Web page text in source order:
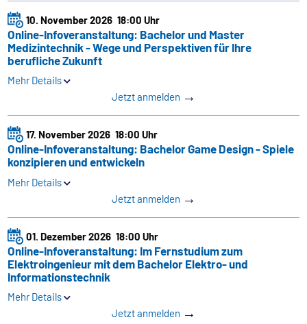
10. November 2026 18:00 Uhr
Online-Infoveranstaltung: Bachelor und Master
Medizintechnik - Wege und Perspektiven für Ihre
berufliche Zukunft
Mehr Details
Jetzt anmelden →
17. November 2026 18:00 Uhr
Online-Infoveranstaltung: Bachelor Game Design - Spiele
konzipieren und entwickeln
Mehr Details
Jetzt anmelden →
01. Dezember 2026 18:00 Uhr
Online-Infoveranstaltung: Im Fernstudium zum
Elektroingenieur mit dem Bachelor Elektro- und
Informations­technik
Mehr Details
Jetzt anmelden →